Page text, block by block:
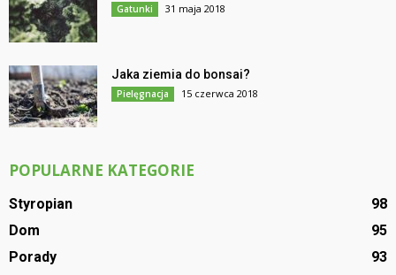
Gatunki 31 maja 2018
Jaka ziemia do bonsai?
Pielęgnacja 15 czerwca 2018
POPULARNE KATEGORIE
Styropian
98
Dom
95
Porady
93